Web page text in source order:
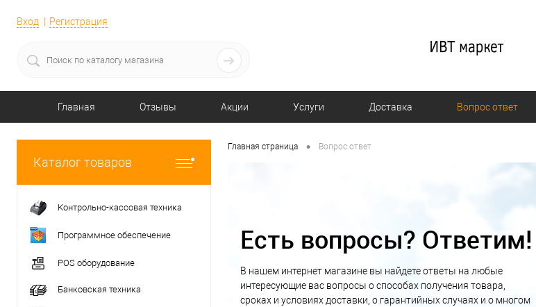
Вход Регистрация
Главная Отзывы Акции Услуги Доставка Вопрос ответ
Каталог товаров
Контрольно-кассовая техника
Программное обеспечение
POS оборудование
Банковская техника
Главная страница • Вопрос ответ
Есть вопросы? Ответим!
В нашем интернет магазине вы найдете ответы на любые
интересующие вас вопросы о способах получения товара,
сроках и условиях доставки, о гарантийных случаях и о многом